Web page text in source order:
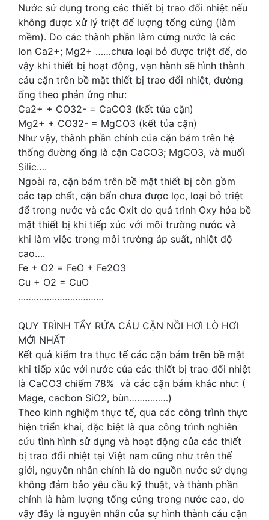
Nước sử dụng trong các thiết bị trao đổi nhiệt nếu
không được xử lý triệt để lượng tổng cứng (làm
mềm). Do các thành phần làm cứng nước là các
Ion Ca2+; Mg2+ ……chưa loại bỏ được triệt để, do
vậy khi thiết bị hoạt động, vạn hành sẽ hình thành
cáu cặn trên bề mặt thiết bị trao đổi nhiệt, đường
ống theo phản ứng như:
Ca2+ + CO32- = CaCO3 (kết tủa cặn)
Mg2+ + CO32- = MgCO3 (kết tủa cặn)
Như vậy, thành phần chính của cặn bám trên hệ
thống đường ống là cặn CaCO3; MgCO3, và muối
Silic….
Ngoài ra, cặn bám trên bề mặt thiết bị còn gồm
các tạp chất, cặn bẩn chưa được lọc, loại bỏ triệt
để trong nước và các Oxit do quá trình Oxy hóa bề
mặt thiết bị khi tiếp xúc với môi trường nước và
khi làm việc trong môi trường áp suất, nhiệt độ
cao….
Fe + O2 = FeO + Fe2O3
Cu + O2 = CuO
……………………………
QUY TRÌNH TẨY RỬA CÁU CẶN NỒI HƠI LÒ HƠI
MỚI NHẤT
Kết quả kiểm tra thực tế các cặn bám trên bề mặt
khi tiếp xúc với nước của các thiết bị trao đổi nhiệt
là CaCO3 chiếm 78% và các cặn bám khác như: (
Mage, cacbon SiO2, bùn……………)
Theo kinh nghiệm thực tế, qua các công trình thực
hiện triển khai, dặc biệt là qua công trình nghiên
cứu tình hình sử dụng và hoạt động của các thiết
bị trao đổi nhiệt tại Việt nam cũng như trên thế
giới, nguyên nhân chính là do nguồn nước sử dụng
không đảm bảo yêu cầu kỹ thuật, và thành phần
chính là hàm lượng tổng cứng trong nước cao, do
vậy đây là nguyên nhân của sự hình thành cáu cặn